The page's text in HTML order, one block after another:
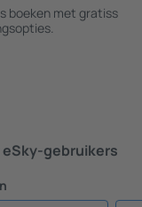
boeken met gratiss
gebruikers